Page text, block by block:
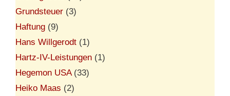
Grundsteuer (3)
Haftung (9)
Hans Willgerodt (1)
Hartz-IV-Leistungen (1)
Hegemon USA(33)
Heiko Maas (2)